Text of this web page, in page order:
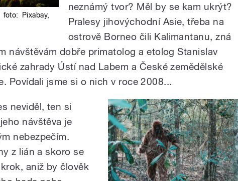
foto: Pixabay,
neznámý tvor? Měl by se kam ukrýt?
Pralesy jihovýchodní Asie, třeba na
ostrově Borneo čili Kalimantanu, zná
návštěvám dobře primatolog a etolog Stanislav
zahrady Ústí nad Labem a České zemědělské
Povídali jsme si o nich v roce 2008...
neviděl, ten si
návštěva je
nebezpečím.
z lián a skoro se
aniž by člověk